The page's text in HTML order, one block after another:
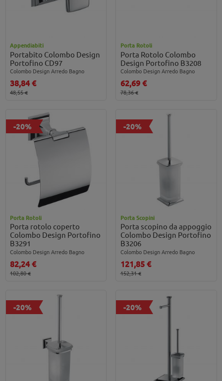
Appendiabiti
Portabito Colombo Design
Portofino CD97
Colombo Design Arredo Bagno
38,84 €
48,55 €
Porta Rotoli
Porta Rotolo Colombo
Design Portofino B3208
Colombo Design Arredo Bagno
62,69 €
78,36 €
-20%
Porta Rotoli
Porta rotolo coperto
Colombo Design Portofino
B3291
Colombo Design Arredo Bagno
82,24 €
102,80 €
-20%
Porta Scopini
Porta scopino da appoggio
Colombo Design Portofino
B3206
Colombo Design Arredo Bagno
121,85 €
152,31 €
-20% -20%